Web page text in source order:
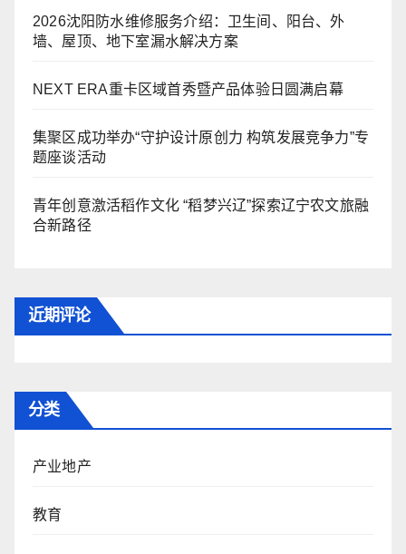
2026沈阳防水维修服务介绍：卫生间、阳台、外
墙、屋顶、地下室漏水解决方案
NEXT ERA重卡区域首秀暨产品体验日圆满启幕
集聚区成功举办“守护设计原创力 构筑发展竞争力”专
题座谈活动
青年创意激活稻作文化 “稻梦兴辽”探索辽宁农文旅融
合新路径
近期评论
分类
产业地产
教育